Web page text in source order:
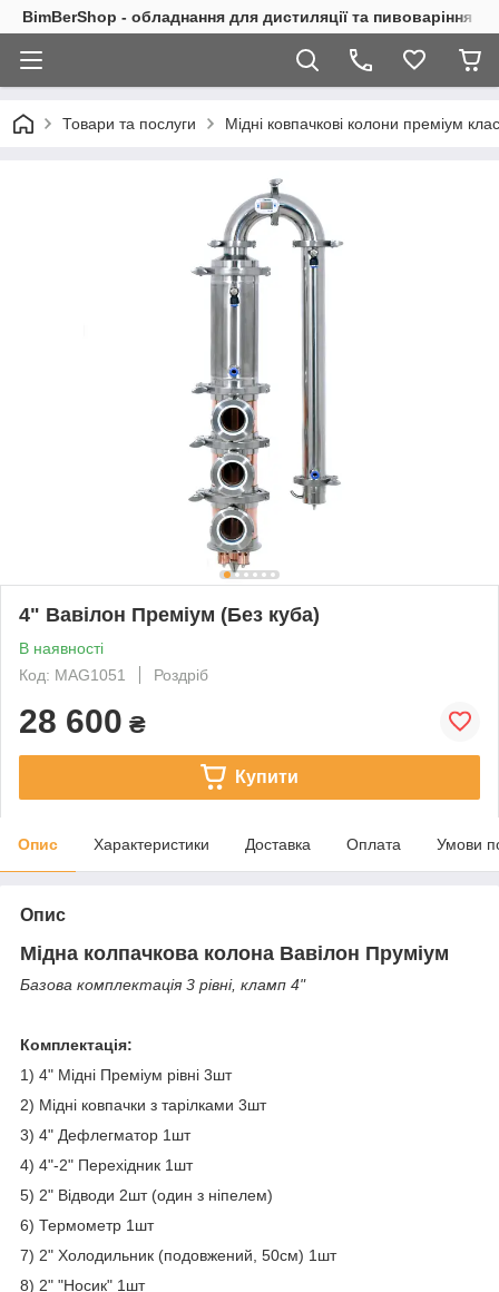
BimBerShop - обладнання для дистиляції та пивоваріння
Товари та послуги Мідні ковпачкові колони преміум
4" Вавілон Преміум (Без куба)
В наявності
Код: MAG1051
Роздріб
28 600 ₴
Купити
Опис Характеристики Доставка Оплата Умови
Опис
Мідна колпачкова колона Вавілон Пруміум
Базова комплектація 3 рівні, кламп 4"
Комплектація:
1) 4" Мідні Преміум рівні 3шт
2) Мідні ковпачки з тарілками 3шт
3) 4" Дефлегматор 1шт
4) 4"-2" Перехідник 1шт
5) 2" Відводи 2шт (один з ніпелем)
6) Термометр 1шт
7) 2" Холодильник (подовжений, 50см) 1шт
8) 2" "Носик" 1шт